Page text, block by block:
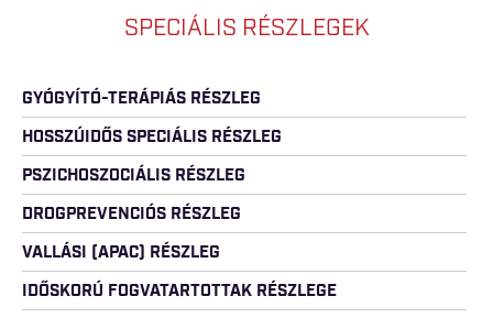
SPECIÁLIS RÉSZLEGEK
GYÓGYÍTÓ-TERÁPIÁS RÉSZLEG
HOSSZÚIDŐS SPECIÁLIS RÉSZLEG
PSZICHOSZOCIÁLIS RÉSZLEG
DROGPREVENCIÓS RÉSZLEG
VALLÁSI (APAC) RÉSZLEG
IDŐSKORÚ FOGVATARTOTTAK RÉSZLEGE